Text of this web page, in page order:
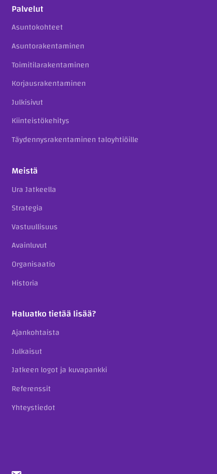
Palvelut
Asuntokohteet
Asuntorakentaminen
Toimitilarakentaminen
Korjausrakentaminen
Julkisivut
Kiinteistökehitys
Täydennysrakentaminen taloyhtiöille
Meistä
Ura Jatkeella
Strategia
Vastuullisuus
Avainluvut
Organisaatio
Historia
Haluatko tietää lisää?
Ajankohtaista
Julkaisut
Jatkeen logot ja kuvapankki
Referenssit
Yhteystiedot